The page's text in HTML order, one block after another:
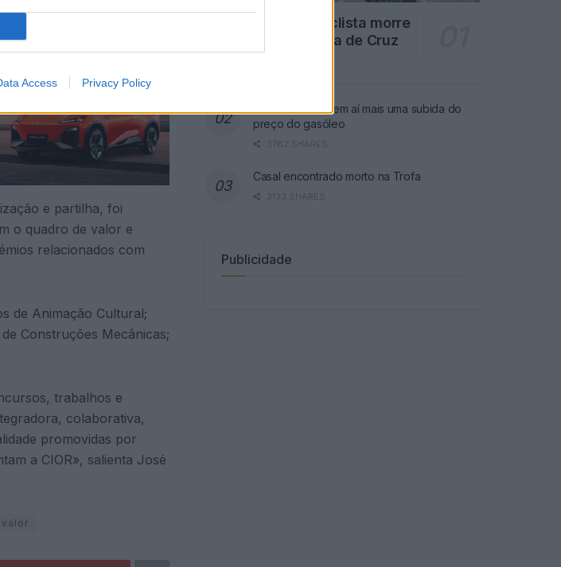
Access Privacy Policy
e partilha, foi
o quadro de valor e
relacionados com
de Animação Cultural;
Construções Mecânicas;
trabalhos e
colaborativa,
promovidas por
a CIOR», salienta José
valor
Famalicão: Motociclista morre
na N14 na freguesia de Cruz
Combustíveis: Vem aí mais uma subida do
preço do gasóleo
3782 SHARES
Casal encontrado morto na Trofa
3133 SHARES
Publicidade